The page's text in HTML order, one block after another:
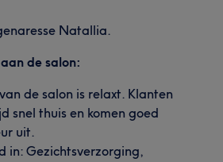
Natallia.
de salon:
de salon is relaxt. Klanten
snel thuis en komen goed
uit.​​​​​​
in: Gezichtsverzorging,